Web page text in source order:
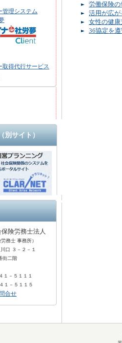
労働保険
活用が広
女性の健
36協定を
管理システム
取得代行サービス
別サイト）
険労務士法人
務士 事務所）
口 ３－２－１
街二階
１－５１１１
１－５１１５
合せ